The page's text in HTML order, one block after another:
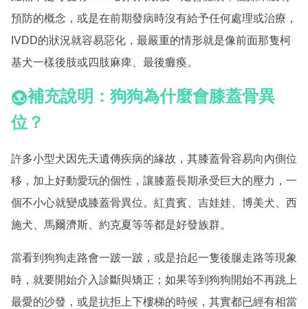
預防的概念，或是在前期發病時沒有給予任何處理或治療，
IVDD的狀況就容易惡化，最嚴重的情形就是像前面那隻柯
基犬一樣後肢或四肢麻痺、最後癱瘓。
補充說明：狗狗為什麼會膝蓋骨異
位？
許多小型犬因先天遺傳疾病的緣故，其膝蓋骨容易向內側位
移，加上好動愛玩的個性，讓膝蓋長期承受巨大的壓力，一
個不小心就變成膝蓋骨異位。紅貴賓、吉娃娃、博美犬、西
施犬、馬爾濟斯、約克夏等等都是好發族群。
當看到狗狗走路會一跛一跛，或是抬起一隻後腿走路等現象
時，就要開始介入診斷與矯正；如果等到狗狗開始不再跳上
最愛的沙發，或是抗拒上下樓梯的時候，其實都已經有相當